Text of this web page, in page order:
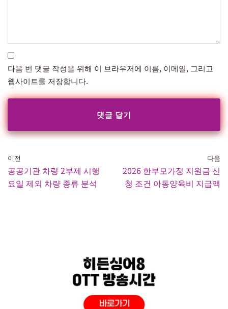
다음 번 댓글 작성을 위해 이 브라우저에 이름, 이메일, 그리고
웹사이트를 저장합니다.
이전
공공기관 차량 2부제 시행
요일 제외 차량 종류 분석
다음
2026 한부모가정 지원금 신
청 조건 아동양육비 지급액